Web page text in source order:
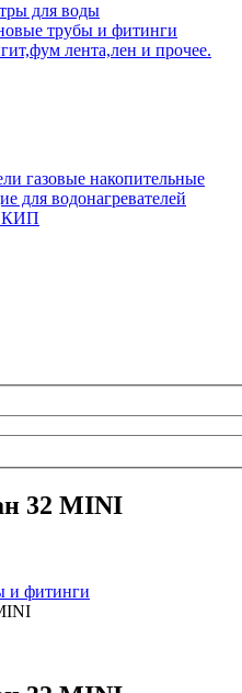
для воды
трубы и фитинги
лента,лен и прочее.
газовые накопительные
для водонагревателей
КИП
32 MINI
и фитинги